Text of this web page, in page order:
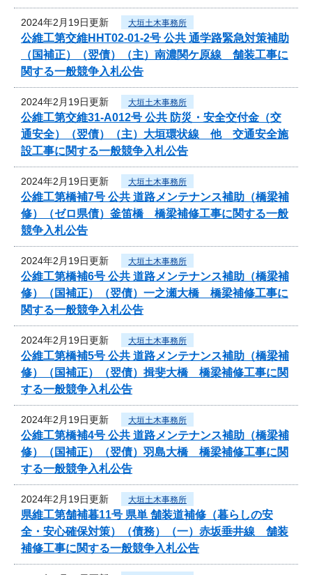
2024年2月19日更新 大垣土木事務所
公維工第交維HHT02-01-2号 公共 通学路緊急対策補助
（国補正）（翌債）（主）南濃関ケ原線 舗装工事に
関する一般競争入札公告
2024年2月19日更新 大垣土木事務所
公維工第交維31-A012号 公共 防災・安全交付金（交
通安全）（翌債）（主）大垣環状線 他 交通安全施
設工事に関する一般競争入札公告
2024年2月19日更新 大垣土木事務所
公維工第橋補7号 公共 道路メンテナンス補助（橋梁補
修）（ゼロ県債）釜笛橋 橋梁補修工事に関する一般
競争入札公告
2024年2月19日更新 大垣土木事務所
公維工第橋補6号 公共 道路メンテナンス補助（橋梁補
修）（国補正）（翌債）一之瀬大橋 橋梁補修工事に
関する一般競争入札公告
2024年2月19日更新 大垣土木事務所
公維工第橋補5号 公共 道路メンテナンス補助（橋梁補
修）（国補正）（翌債）揖斐大橋 橋梁補修工事に関
する一般競争入札公告
2024年2月19日更新 大垣土木事務所
公維工第橋補4号 公共 道路メンテナンス補助（橋梁補
修）（国補正）（翌債）羽島大橋 橋梁補修工事に関
する一般競争入札公告
2024年2月19日更新 大垣土木事務所
県維工第舗補暮11号 県単 舗装道補修（暮らしの安
全・安心確保対策）（債務）（一）赤坂垂井線 舗装
補修工事に関する一般競争入札公告